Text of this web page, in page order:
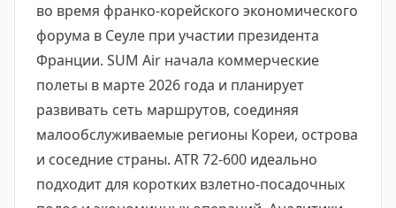
во время франко-корейского экономического
форума в Сеуле при участии президента
Франции. SUM Air начала коммерческие
полеты в марте 2026 года и планирует
развивать сеть маршрутов, соединяя
малообслуживаемые регионы Кореи, острова
и соседние страны. ATR 72-600 идеально
подходит для коротких взлетно-посадочных